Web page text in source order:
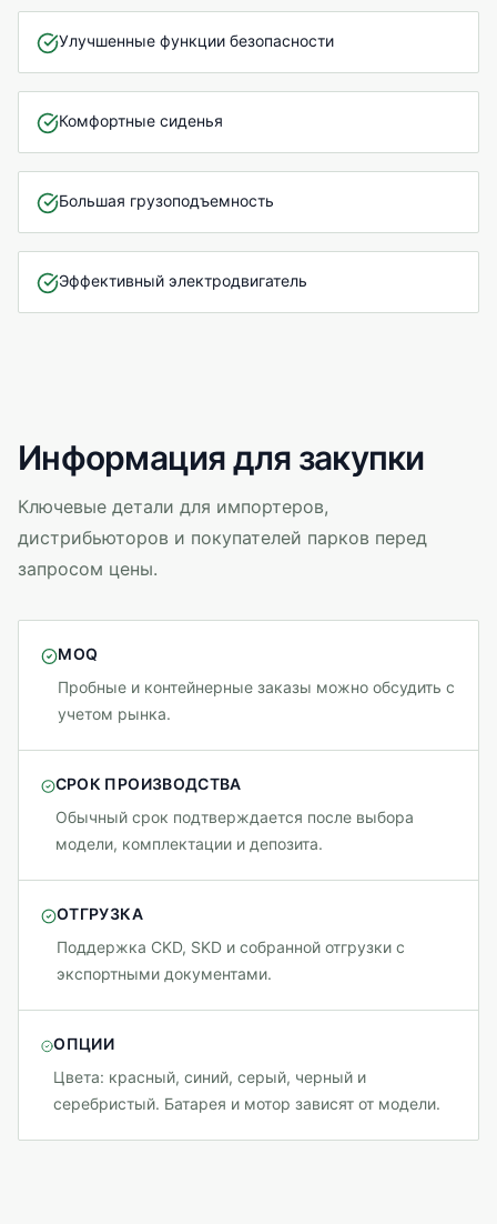
Улучшенные функции безопасности
Комфортные сиденья
Большая грузоподъемность
Эффективный электродвигатель
Информация для закупки
Ключевые детали для импортеров,
дистрибьюторов и покупателей парков перед
запросом цены.
MOQ
Пробные и контейнерные заказы можно обсудить с
учетом рынка.
СРОК ПРОИЗВОДСТВА
Обычный срок подтверждается после выбора
модели, комплектации и депозита.
ОТГРУЗКА
Поддержка CKD, SKD и собранной отгрузки с
экспортными документами.
ОПЦИИ
Цвета: красный, синий, серый, черный и
серебристый. Батарея и мотор зависят от модели.